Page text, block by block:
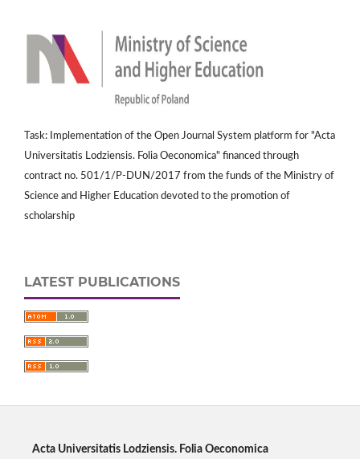
Task: Implementation of the Open Journal System platform for "Acta
Universitatis Lodziensis. Folia Oeconomica" financed through
contract no. 501/1/P-DUN/2017 from the funds of the Ministry of
Science and Higher Education devoted to the promotion of
scholarship
LATEST PUBLICATIONS
Acta Universitatis Lodziensis. Folia Oeconomica